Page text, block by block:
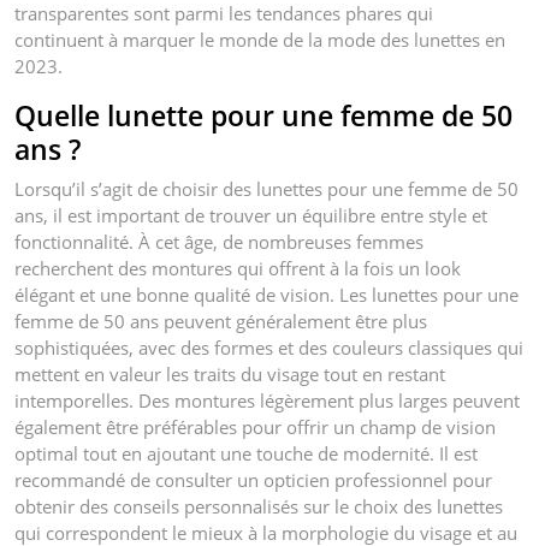
transparentes sont parmi les tendances phares qui
continuent à marquer le monde de la mode des lunettes en
2023.
Quelle lunette pour une femme de 50
ans ?
Lorsqu’il s’agit de choisir des lunettes pour une femme de 50
ans, il est important de trouver un équilibre entre style et
fonctionnalité. À cet âge, de nombreuses femmes
recherchent des montures qui offrent à la fois un look
élégant et une bonne qualité de vision. Les lunettes pour une
femme de 50 ans peuvent généralement être plus
sophistiquées, avec des formes et des couleurs classiques qui
mettent en valeur les traits du visage tout en restant
intemporelles. Des montures légèrement plus larges peuvent
également être préférables pour offrir un champ de vision
optimal tout en ajoutant une touche de modernité. Il est
recommandé de consulter un opticien professionnel pour
obtenir des conseils personnalisés sur le choix des lunettes
qui correspondent le mieux à la morphologie du visage et au